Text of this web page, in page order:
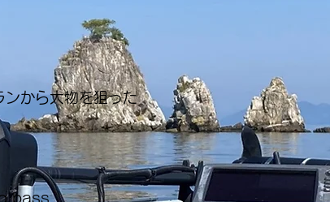
ンから大物を狙った
bass.